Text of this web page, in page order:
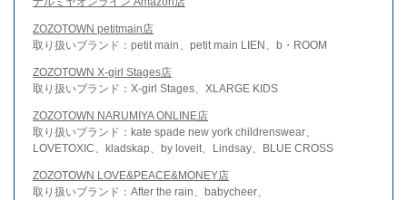
ZOZOTOWN petitmain店
取り扱いブランド：petit main、petit main LIEN、b・ROOM
ZOZOTOWN X-girl Stages店
取り扱いブランド：X-girl Stages、XLARGE KIDS
ZOZOTOWN NARUMIYA ONLINE店
取り扱いブランド：kate spade new york childrenswear、
LOVETOXIC、kladskap、by loveit、Lindsay、BLUE CROSS
ZOZOTOWN LOVE&PEACE&MONEY店
取り扱いブランド：After the rain、babycheer、